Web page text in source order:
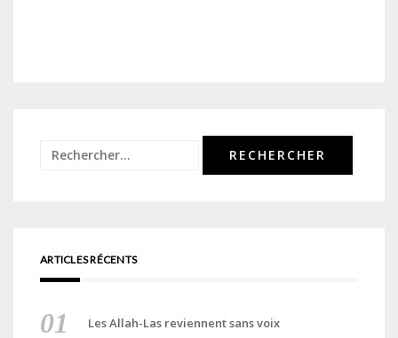
Rechercher :
ARTICLES RÉCENTS
Les Allah-Las reviennent sans voix